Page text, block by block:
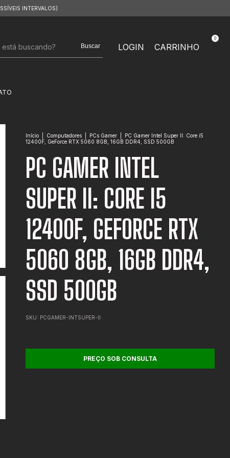
INTERVALOS)
Buscar LOGIN CARRINHO
0
Início Computadores PCs Gamer
PC Gamer Intel Super II: Core i5
12400F, GeForce RTX 5060 8GB, 16GB DDR4, SSD 500GB
PC GAMER INTEL
SUPER II: CORE I5
12400F, GEFORCE RTX
5060 8GB, 16GB DDR4,
SSD 500GB
SKU: PCGAMER-INTSUPER-II